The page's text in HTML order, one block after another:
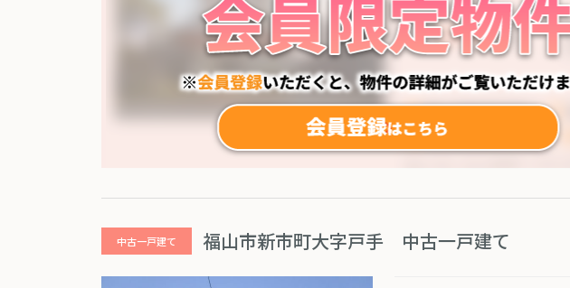
中古一戸建て 福山市新市町大字戸手 中古一戸建て